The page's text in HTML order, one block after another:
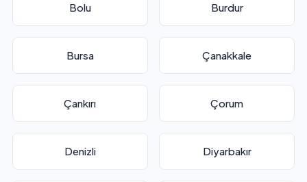
Bolu Burdur
Bursa Çanakkale
Çankırı Çorum
Denizli Diyarbakır